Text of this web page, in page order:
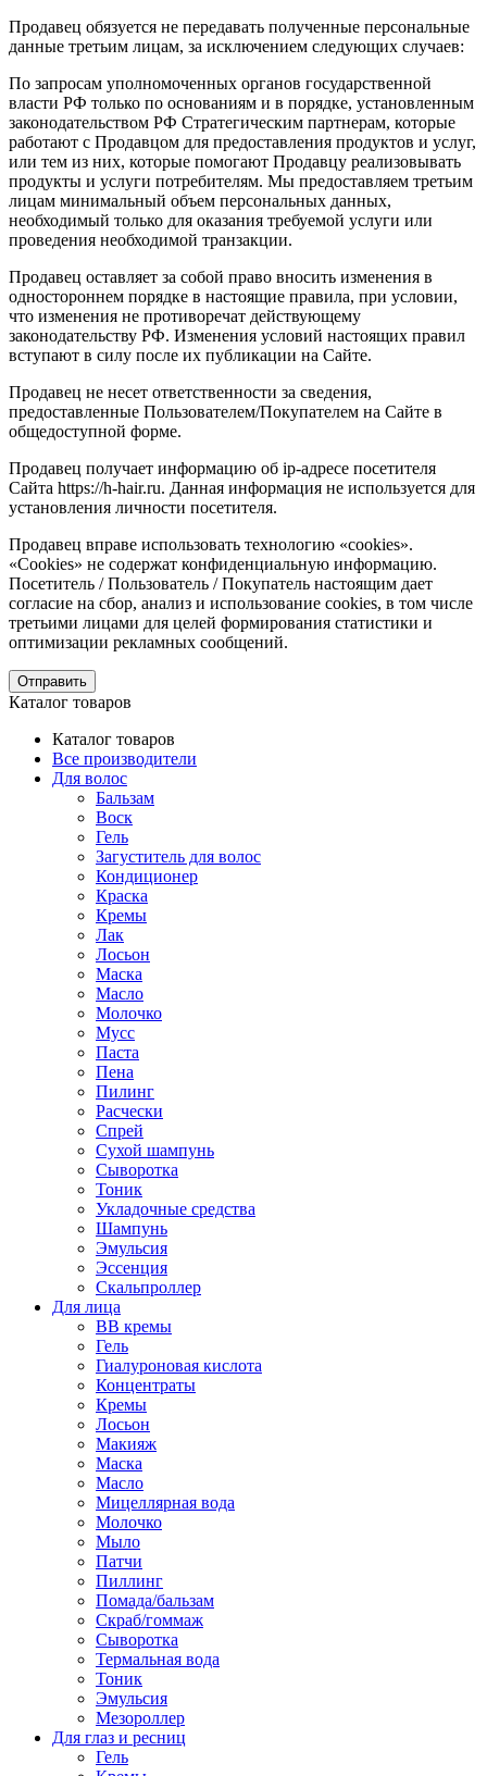
Продавец обязуется не передавать полученные персональные
данные третьим лицам, за исключением следующих случаев:
По запросам уполномоченных органов государственной
власти РФ только по основаниям и в порядке, установленным
законодательством РФ Стратегическим партнерам, которые
работают с Продавцом для предоставления продуктов и услуг,
или тем из них, которые помогают Продавцу реализовывать
продукты и услуги потребителям. Мы предоставляем третьим
лицам минимальный объем персональных данных,
необходимый только для оказания требуемой услуги или
проведения необходимой транзакции.
Продавец оставляет за собой право вносить изменения в
одностороннем порядке в настоящие правила, при условии,
что изменения не противоречат действующему
законодательству РФ. Изменения условий настоящих правил
вступают в силу после их публикации на Сайте.
Продавец не несет ответственности за сведения,
предоставленные Пользователем/Покупателем на Сайте в
общедоступной форме.
Продавец получает информацию об ip-адресе посетителя
Сайта https://h-hair.ru. Данная информация не используется для
установления личности посетителя.
Продавец вправе использовать технологию «cookies».
«Cookies» не содержат конфиденциальную информацию.
Посетитель / Пользователь / Покупатель настоящим дает
согласие на сбор, анализ и использование cookies, в том числе
третьими лицами для целей формирования статистики и
оптимизации рекламных сообщений.
Отправить
Каталог товаров
Каталог товаров
Все производители
Для волос
Бальзам
Воск
Гель
Загуститель для волос
Кондиционер
Краска
Кремы
Лак
Лосьон
Маска
Масло
Молочко
Мусс
Паста
Пена
Пилинг
Расчески
Спрей
Сухой шампунь
Сыворотка
Тоник
Укладочные средства
Шампунь
Эмульсия
Эссенция
Скальпроллер
Для лица
BB кремы
Гель
Гиалуроновая кислота
Концентраты
Кремы
Лосьон
Макияж
Маска
Масло
Мицеллярная вода
Молочко
Мыло
Патчи
Пиллинг
Помада/бальзам
Скраб/гоммаж
Сыворотка
Термальная вода
Тоник
Эмульсия
Мезороллер
Для глаз и ресниц
Гель